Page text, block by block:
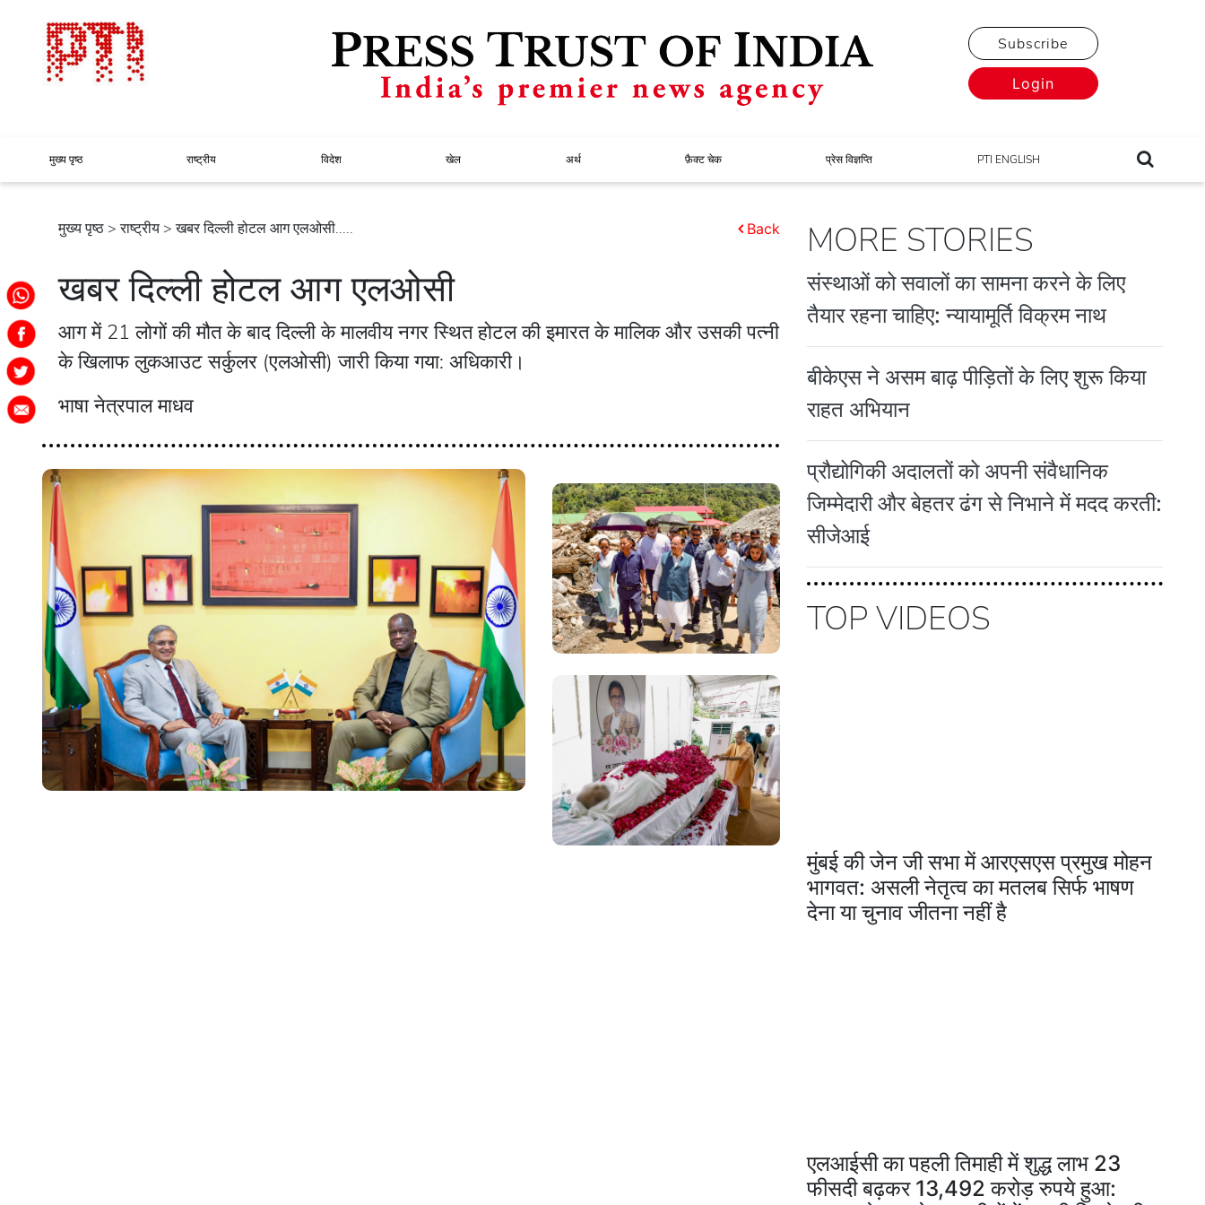
Subscribe
Login
मुख्य पृष्ठ राष्ट्रीय विदेश खेल अर्थ फ़ैक्ट चेक प्रेस विज्ञप्ति PTI ENGLISH
मुख्य पृष्ठ >राष्ट्रीय > खबर दिल्ली होटल आग एलओसी..... Back
खबर दिल्ली होटल आग एलओसी
आग में 21 लोगों की मौत के बाद दिल्ली के मालवीय नगर स्थित होटल की इमारत के मालिक और उसकी पत्नी
के खिलाफ लुकआउट सर्कुलर (एलओसी) जारी किया गया: अधिकारी।
भाषा नेत्रपाल माधव
MORE STORIES
संस्थाओं को सवालों का सामना करने के लिए
तैयार रहना चाहिए: न्यायामूर्ति विक्रम नाथ
बीकेएस ने असम बाढ़ पीड़ितों के लिए शुरू किया
राहत अभियान
प्रौद्योगिकी अदालतों को अपनी संवैधानिक
जिम्मेदारी और बेहतर ढंग से निभाने में मदद करती:
सीजेआई
TOP VIDEOS
मुंबई की जेन जी सभा में आरएसएस प्रमुख मोहन
भागवत: असली नेतृत्व का मतलब सिर्फ भाषण
देना या चुनाव जीतना नहीं है
एलआईसी का पहली तिमाही में शुद्ध लाभ 23
फीसदी बढ़कर 13,492 करोड़ रुपये हुआ: